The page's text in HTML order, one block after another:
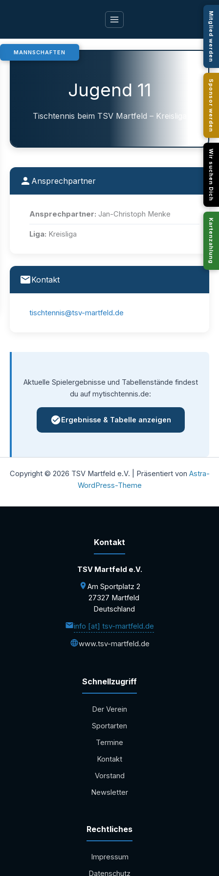
MANNSCHAFTEN
Jugend 11
Tischtennis beim TSV Martfeld – Kreisliga
Ansprechpartner
Ansprechpartner: Jan-Christoph Menke
Liga: Kreisliga
Kontakt
tischtennis@tsv-martfeld.de
Aktuelle Spielergebnisse und Tabellenstände findest
du auf mytischtennis.de:
Ergebnisse & Tabelle anzeigen
Copyright © 2026 TSV Martfeld e.V. | Präsentiert von Astra-
WordPress-Theme
Kontakt
TSV Martfeld e.V.
Am Sportplatz 2
27327 Martfeld
Deutschland
info [at] tsv-martfeld.de
www.tsv-martfeld.de
Schnellzugriff
Der Verein
Sportarten
Termine
Kontakt
Vorstand
Newsletter
Rechtliches
Impressum
Datenschutz
Mitglied werden
Sponsor werden
Wir suchen Dich
Kartenzahlung